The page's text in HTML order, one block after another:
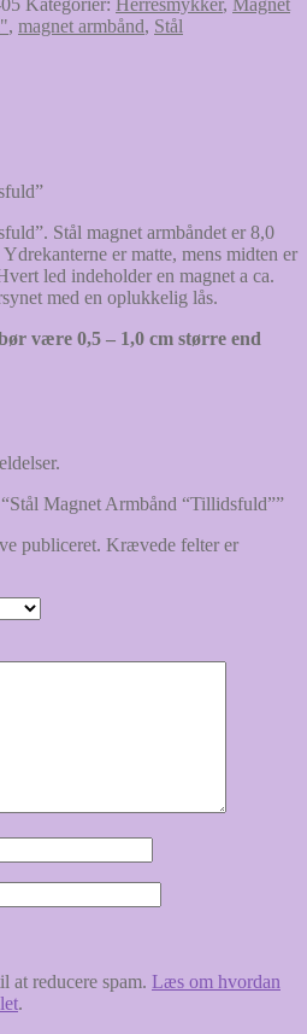
, magnet armbånd, Stål
Stål magnet armbåndet er 8,0
er matte, mens midten er
led indeholder en magnet a ca.
med en oplukkelig lås.
være 0,5 – 1,0 cm større end
Magnet Armbånd “Tillidsfuld””
publiceret. Krævede felter er
at reducere spam. Læs om hvordan
.